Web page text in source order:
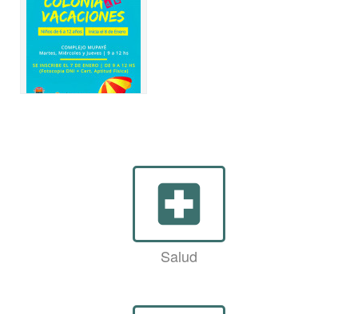
local_hospital
Salud